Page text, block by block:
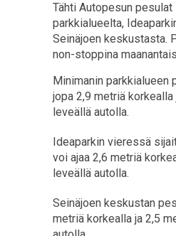
Tähti Autopesun
parkkialueelta,
Seinäjoen keskustasta.
non-stoppina
Minimanin parkkialueen
jopa 2,9 metriä korkealla
leveällä autolla.
Ideaparkin vieressä
voi ajaa 2,6 metriä
leveällä autolla.
Seinäjoen keskustan
metriä korkealla ja 2,5